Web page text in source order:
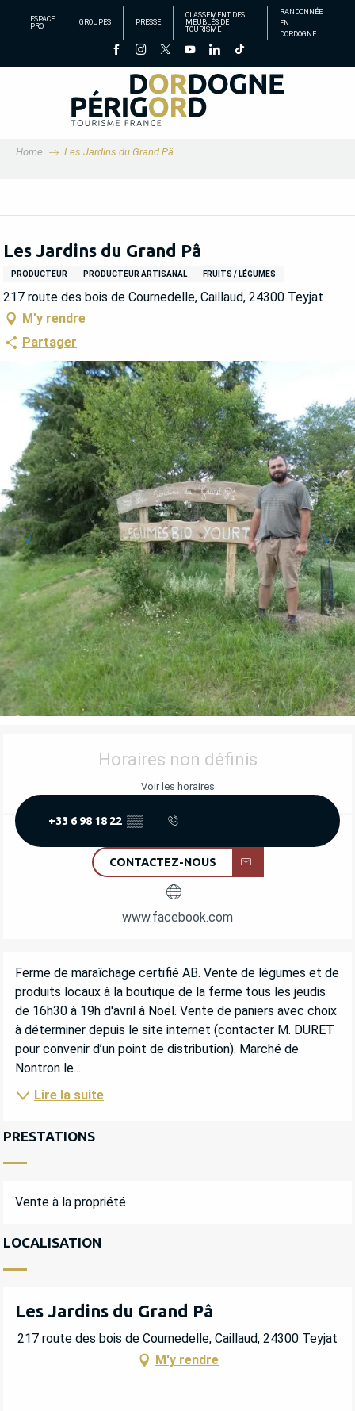
principal
ESPACE
PRO
GROUPES PRESSE
CLASSEMENT DES
MEUBLÉS DE
TOURISME
RANDONNÉE
EN
DORDOGNE
Home Les Jardins du Grand Pâ
Les Jardins du Grand Pâ
PRODUCTEUR PRODUCTEUR ARTISANAL FRUITS / LÉGUMES
217 route des bois de Cournedelle, Caillaud, 24300 Teyjat
M'y rendre
Partager
OUVERTURE ET COORDONNÉES
Horaires non définis
Voir les horaires
+33 6 98 18 22 ▒▒
CONTACTEZ-NOUS
www.facebook.com
DESCRIPTION
Ferme de maraîchage certifié AB. Vente de légumes et de
produits locaux à la boutique de la ferme tous les jeudis
de 16h30 à 19h d'avril à Noël. Vente de paniers avec choix
à déterminer depuis le site internet (contacter M. DURET
pour convenir d’un point de distribution). Marché de
Nontron le...
Lire la suite
PRESTATIONS
Vente à la propriété
LOCALISATION
Les Jardins du Grand Pâ
217 route des bois de Cournedelle, Caillaud, 24300 Teyjat
M'y rendre